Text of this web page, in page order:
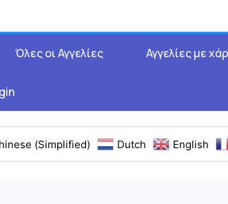
Όλες οι Αγγελίες Αγγελίες με
(Simplified) Dutch English